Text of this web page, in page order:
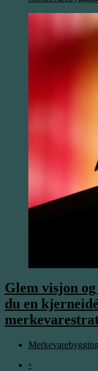
Glem visjon
du en
Merkevarebygging
◦